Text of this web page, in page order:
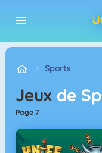
Sports
Jeux de
page 7